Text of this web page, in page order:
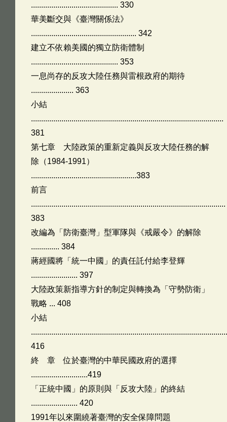
........................................... 330
華美斷交與《臺灣關係法》
.................................................... 342
建立不依賴美國的獨立防衛體制
........................................... 353
一息尚存的反攻大陸任務與雷根政府的期待
..................... 363
小結
...............................................................................................
381
第七章 大陸政策的重新定義與反攻大陸任務的解
除（1984-1991）
....................................................383
前言
................................................................................................
383
改編為「防衛臺灣」型軍隊與《戒嚴令》的解除
.............. 384
蔣經國將「統一中國」的責任託付給李登輝
....................... 397
大陸政策新指導方針的制定與轉換為「守勢防衛」
戰略 ... 408
小結
.................................................................................................
416
終 章 位於臺灣的中華民國政府的選擇
............................419
「正統中國」的原則與「反攻大陸」的終結
....................... 420
1991年以來圍繞著臺灣的安全保障問題